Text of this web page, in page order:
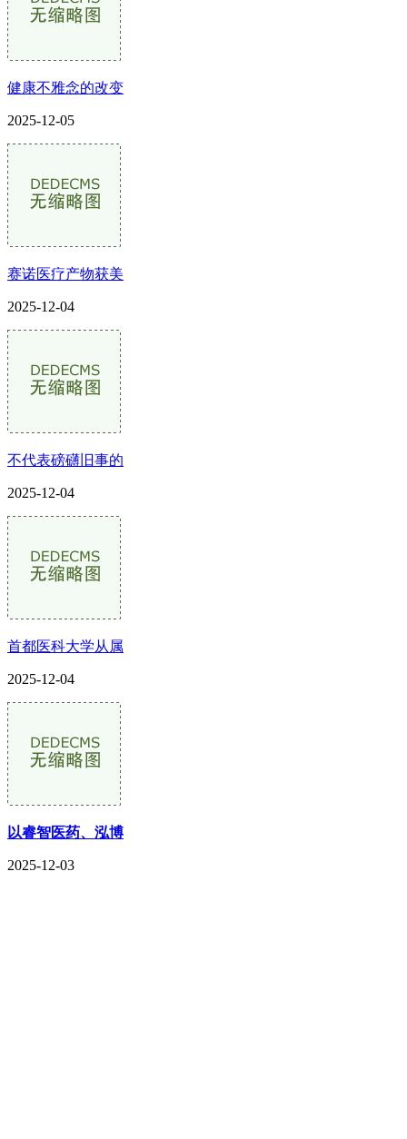
健康不雅念的改变
2025-12-05
赛诺医疗产物获美
2025-12-04
不代表磅礴旧事的
2025-12-04
首都医科大学从属
2025-12-04
以睿智医药、泓博
2025-12-03